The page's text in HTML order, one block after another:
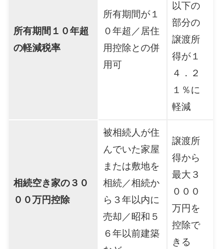
所有期間１０年超
の軽減税率
所有期間が１
０年超／居住
用控除との併
用可
以下の
部分の
譲渡所
得が１
４．２
１％に
軽減
相続空き家の３０
００万円控除
被相続人が住
んでいた家屋
または敷地を
相続／相続か
ら３年以内に
売却／昭和５
６年以前建築
譲渡所
得から
最大３
０００
万円を
控除で
きる